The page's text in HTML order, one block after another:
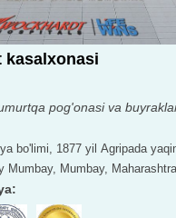
kasalxonasi
pog'onasi va
bo'limi, 1877 yil Agripada
Mumbay, Mumbay,
: